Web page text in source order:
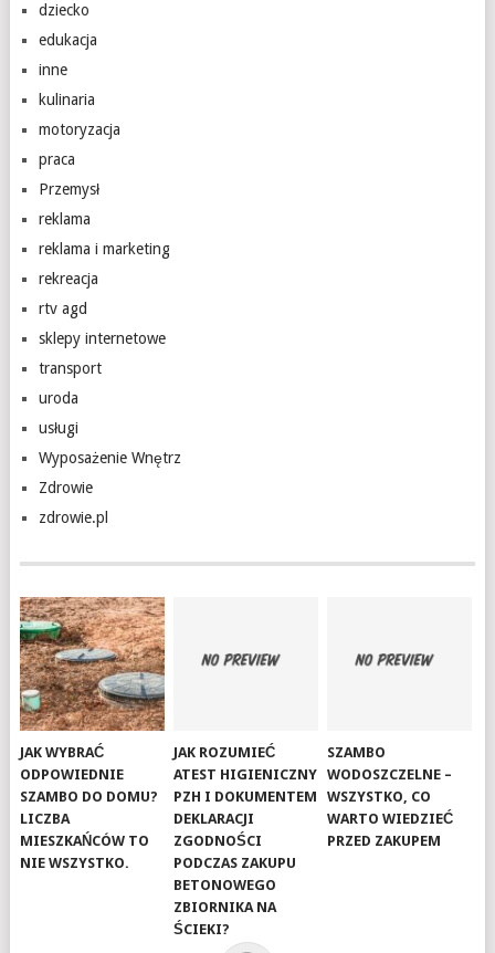
dziecko
edukacja
inne
kulinaria
motoryzacja
praca
Przemysł
reklama
reklama i marketing
rekreacja
rtv agd
sklepy internetowe
transport
uroda
usługi
Wyposażenie Wnętrz
Zdrowie
zdrowie.pl
JAK WYBRAĆ
ODPOWIEDNIE
SZAMBO DO DOMU?
LICZBA
MIESZKAŃCÓW TO
NIE WSZYSTKO.
JAK ROZUMIEĆ
ATEST HIGIENICZNY
PZH I DOKUMENTEM
DEKLARACJI
ZGODNOŚCI
PODCZAS ZAKUPU
BETONOWEGO
ZBIORNIKA NA
ŚCIEKI?
SZAMBO
WODOSZCZELNE –
WSZYSTKO, CO
WARTO WIEDZIEĆ
PRZED ZAKUPEM